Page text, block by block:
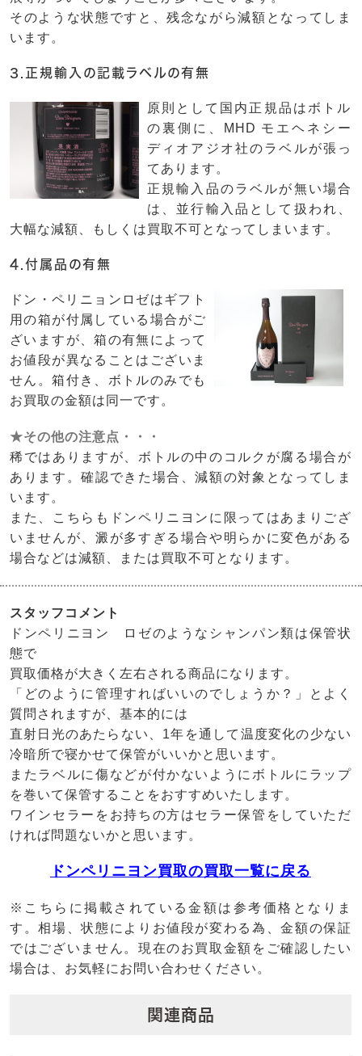
そのような状態ですと、残念ながら減額となってしま
います。
3.正規輸入の記載ラベルの有無
原則として国内正規品はボトル
の裏側に、MHD モエヘネシー
ディオアジオ社のラベルが張っ
てあります。
正規輸入品のラベルが無い場合
は、並行輸入品として扱われ、
大幅な減額、もしくは買取不可となってしまいます。
4.付属品の有無
ドン・ペリニョンロゼはギフト
用の箱が付属している場合がご
ざいますが、箱の有無によって
お値段が異なることはございま
せん。箱付き、ボトルのみでも
お買取の金額は同一です。
★その他の注意点・・・
稀ではありますが、ボトルの中のコルクが腐る場合が
あります。確認できた場合、減額の対象となってしま
います。
また、こちらもドンペリニヨンに限ってはあまりござ
いませんが、澱が多すぎる場合や明らかに変色がある
場合などは減額、または買取不可となります。
スタッフコメント
ドンペリニヨン ロゼのようなシャンパン類は保管状
態で
買取価格が大きく左右される商品になります。
「どのように管理すればいいのでしょうか？」とよく
質問されますが、基本的には
直射日光のあたらない、1年を通して温度変化の少ない
冷暗所で寝かせて保管がいいかと思います。
またラベルに傷などが付かないようにボトルにラップ
を巻いて保管することをおすすめいたします。
ワインセラーをお持ちの方はセラー保管をしていただ
ければ問題ないかと思います。
ドンペリニヨン買取の買取一覧に戻る
※こちらに掲載されている金額は参考価格となりま
す。相場、状態によりお値段が変わる為、金額の保証
ではございません。現在のお買取金額をご確認したい
場合は、お気軽にお問い合わせください。
関連商品